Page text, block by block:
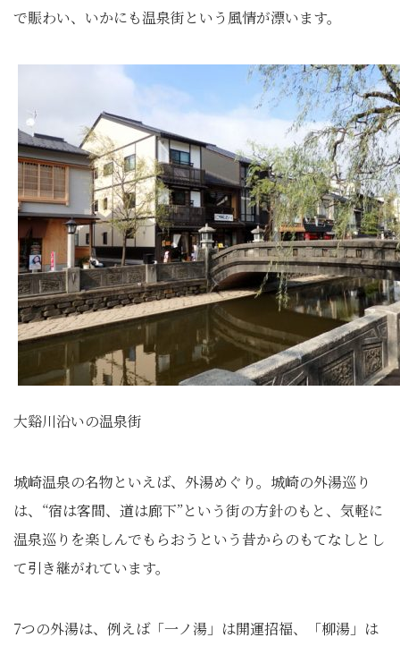
で賑わい、いかにも温泉街という風情が漂います。
大谿川沿いの温泉街
城崎温泉の名物といえば、外湯めぐり。城崎の外湯巡り
は、“宿は客間、道は廊下”という街の方針のもと、気軽に
温泉巡りを楽しんでもらおうという昔からのもてなしとし
て引き継がれています。
7つの外湯は、例えば「一ノ湯」は開運招福、「柳湯」は